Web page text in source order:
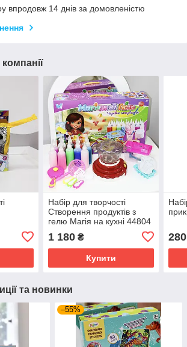
впродовж 14 днів за домовленістю
Набір для творчості
Створення продуктів з
гелю Магія на кухні 44804
1 180₴
Купити
280
та новинки
–55%